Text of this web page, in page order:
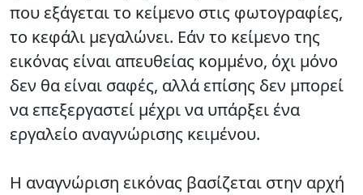
που εξάγεται το κείμενο στις φωτογραφίες,
το κεφάλι μεγαλώνει. Εάν το κείμενο της
εικόνας είναι απευθείας κομμένο, όχι μόνο
δεν θα είναι σαφές, αλλά επίσης δεν μπορεί
να επεξεργαστεί μέχρι να υπάρξει ένα
εργαλείο αναγνώρισης κειμένου.
Η αναγνώριση εικόνας βασίζεται στην αρχή